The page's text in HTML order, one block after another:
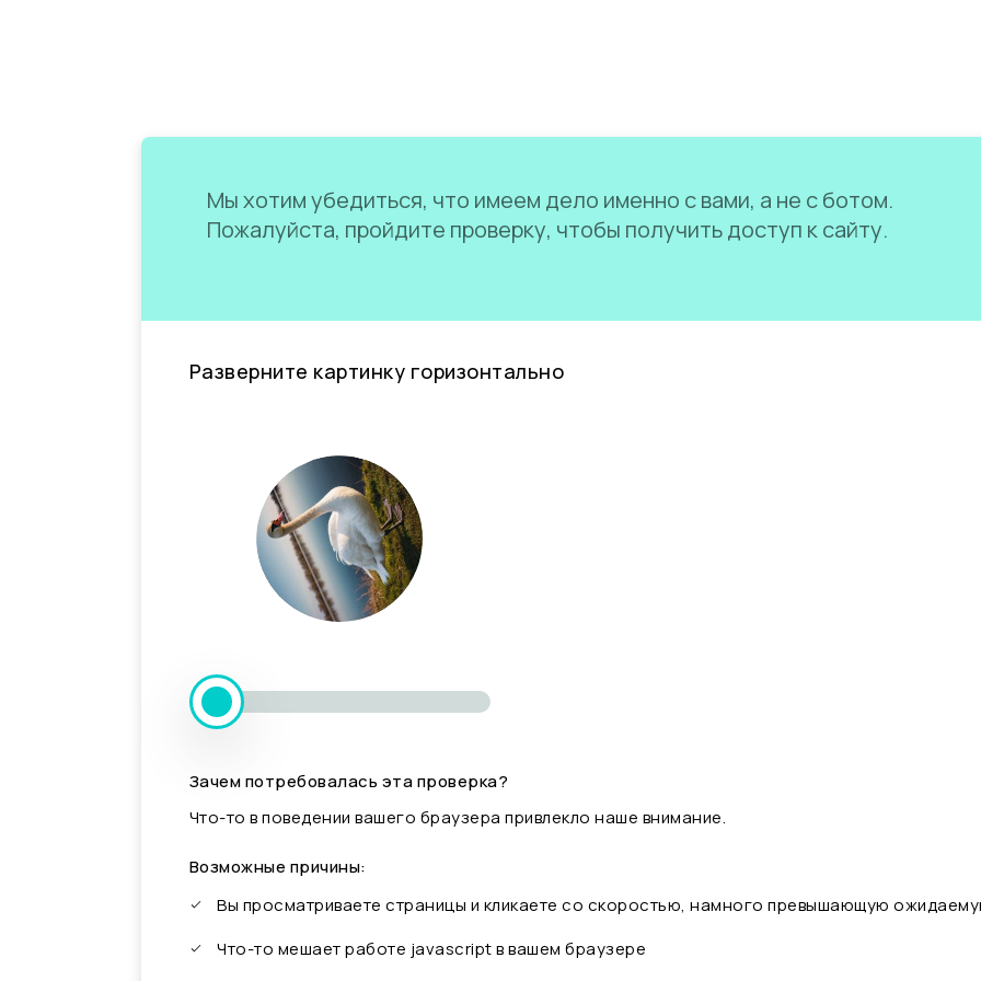
Мы хотим убедиться, что имеем дело именно с вами, а не с ботом.
Пожалуйста, пройдите проверку, чтобы получить доступ к сайту.
Разверните картинку горизонтально
Зачем потребовалась эта проверка?
Что-то в поведении вашего браузера привлекло наше внимание.
Возможные причины:
Вы просматриваете страницы и кликаете со скоростью, намного превышающую
Что-то мешает работе javascript в вашем браузере